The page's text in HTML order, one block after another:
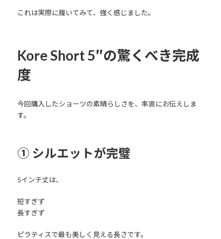
これは実際に履いてみて、強く感じました。
Kore Short 5″の驚くべき完成
度
今回購入したショーツの素晴らしさを、率直にお伝えしま
す。
① シルエットが完璧
5インチ丈は、
短すぎず
長すぎず
ピラティスで最も美しく見える長さです。